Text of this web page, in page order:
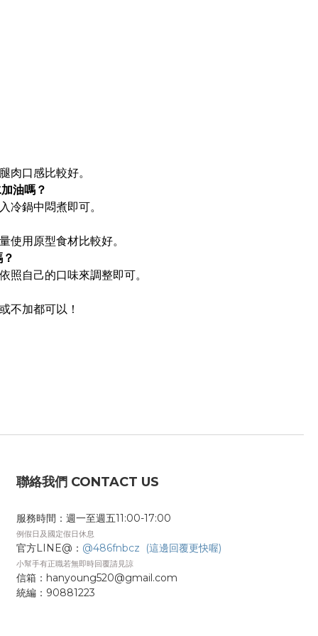
肉口感比較好。
油嗎？
冷鍋中悶煮即可。
使用原型食材比較好。
照自己的口味來調整即可。
不加都可以！
聯絡我們 CONTACT US
服務時間：週一至週五11:00-17:00
例假日及國定假日休息
官方LINE@： @486fnbcz (這邊回覆更快喔)
小幫手有正職若無即時回覆請見諒
信箱：hanyoung520@gmail.com
統編： 90881223